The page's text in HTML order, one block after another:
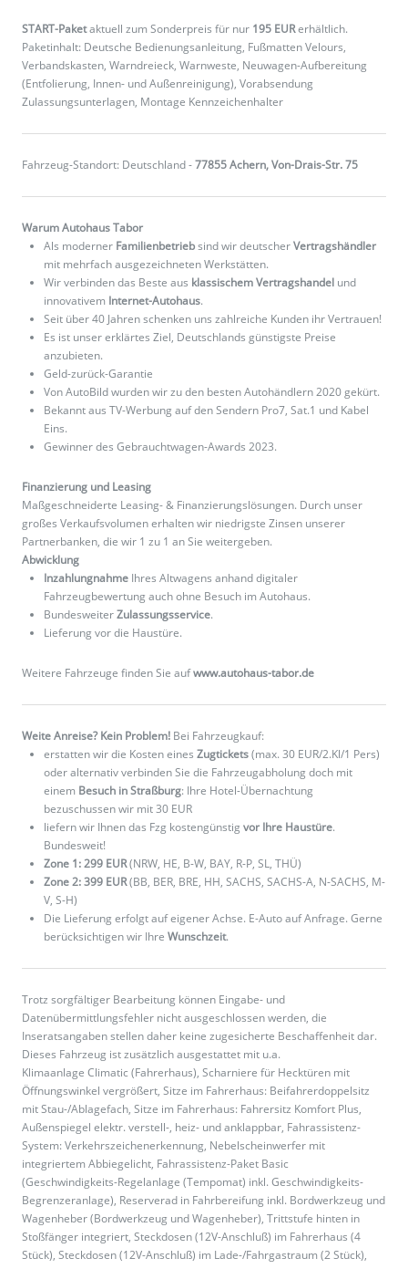
START-Paketaktuell zum Sonderpreis für nur 195 EURerhältlich.
Paketinhalt: Deutsche Bedienungsanleitung, Fußmatten Velours,
Verbandskasten, Warndreieck, Warnweste, Neuwagen-Aufbereitung
(Entfolierung, Innen- und Außenreinigung), Vorabsendung
Zulassungsunterlagen, Montage Kennzeichenhalter
Fahrzeug-Standort: Deutschland -77855 Achern, Von-Drais-Str. 75
Warum Autohaus Tabor
Als moderner Familienbetriebsind wir deutscherVertragshändler
mit mehrfach ausgezeichneten Werkstätten.
Wir verbinden das Beste aus klassischem Vertragshandel und
innovativem Internet-Autohaus.
Seit über 40 Jahren schenken uns zahlreiche Kunden ihr Vertrauen!
Es ist unser erklärtes Ziel, Deutschlands günstigste Preise
anzubieten.
Geld-zurück-Garantie
Von AutoBild wurden wir zu den besten Autohändlern 2020 gekürt.
Bekannt aus TV-Werbung auf den Sendern Pro7, Sat.1 und Kabel
Eins.
Gewinner des Gebrauchtwagen-Awards 2023.
Finanzierung und Leasing
Maßgeschneiderte Leasing- & Finanzierungslösungen. Durch unser
großes Verkaufsvolumen erhalten wir niedrigste Zinsen unserer
Partnerbanken, die wir 1 zu 1 an Sie weitergeben.
Abwicklung
Inzahlungnahme Ihres Altwagens anhand digitaler
Fahrzeugbewertung auch ohne Besuch im Autohaus.
BundesweiterZulassungsservice.
Lieferung vor die Haustüre.
Weitere Fahrzeuge finden Sie aufwww.autohaus-tabor.de
Weite Anreise? Kein Problem! Bei Fahrzeugkauf:
erstatten wir die Kosten eines Zugtickets(max. 30 EUR/2.Kl/1 Pers)
oder alternativ verbinden Sie die Fahrzeugabholung doch mit
einem Besuch in Straßburg: Ihre Hotel-Übernachtung
bezuschussen wir mit 30 EUR
liefern wir Ihnen das Fzg kostengünstig vor Ihre Haustüre.
Bundesweit!
Zone 1: 299 EUR(NRW, HE, B-W, BAY, R-P, SL, THÜ)
Zone 2: 399 EUR(BB, BER, BRE, HH, SACHS, SACHS-A, N-SACHS, M-
V, S-H)
Die Lieferung erfolgt auf eigener Achse. E-Auto auf Anfrage. Gerne
berücksichtigen wir Ihre Wunschzeit.
Trotz sorgfältiger Bearbeitung können Eingabe- und
Datenübermittlungsfehler nicht ausgeschlossen werden, die
Inseratsangaben stellen daher keine zugesicherte Beschaffenheit dar.
Dieses Fahrzeug ist zusätzlich ausgestattet mit u.a.
Klimaanlage Climatic (Fahrerhaus), Scharniere für Hecktüren mit
Öffnungswinkel vergrößert, Sitze im Fahrerhaus: Beifahrerdoppelsitz
mit Stau-/Ablagefach, Sitze im Fahrerhaus: Fahrersitz Komfort Plus,
Außenspiegel elektr. verstell-, heiz- und anklappbar, Fahrassistenz-
System: Verkehrszeichenerkennung, Nebelscheinwerfer mit
integriertem Abbiegelicht, Fahrassistenz-Paket Basic
(Geschwindigkeits-Regelanlage (Tempomat) inkl. Geschwindigkeits-
Begrenzeranlage), Reserverad in Fahrbereifung inkl. Bordwerkzeug und
Wagenheber (Bordwerkzeug und Wagenheber), Trittstufe hinten in
Stoßfänger integriert, Steckdosen (12V-Anschluß) im Fahrerhaus (4
Stück), Steckdosen (12V-Anschluß) im Lade-/Fahrgastraum (2 Stück),